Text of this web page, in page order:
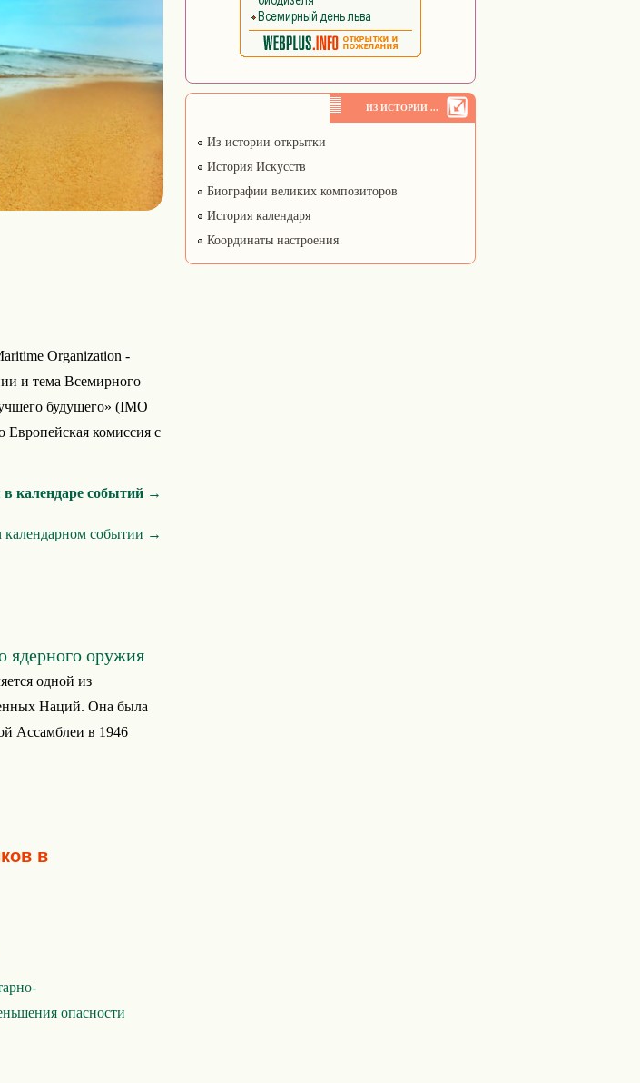
Organization -
и тема Всемирного
будущего» (IMO
Европейская комиссия с
календаре событий →
календарном событии →
оружия
одной из
Наций. Она была
Ассамблеи в 1946
в
опасности
ИЗ ИСТОРИИ ...
Из истории открытки
История Искусств
Биографии великих композиторов
История календаря
Координаты настроения